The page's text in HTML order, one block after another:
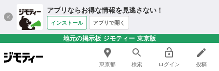
アプリならお得な情報を見逃さない！
インストール アプリで開く
地元の掲示板 ジモティー 東京版
東京都 検索 ログイン 投稿